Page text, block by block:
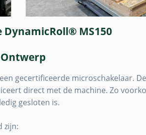
MS150
gecertificeerde microschakelaar.
direct met de machine. Zo
gesloten is.
zijn: